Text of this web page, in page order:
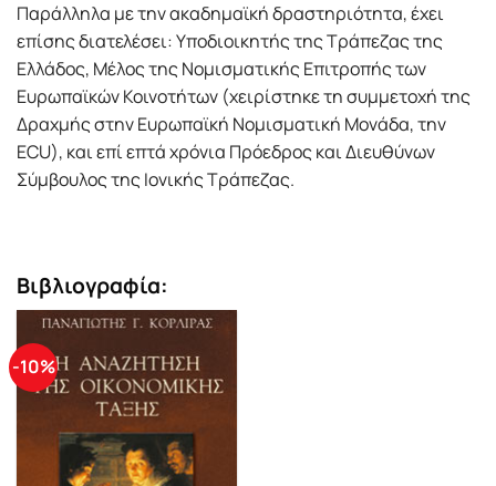
Παράλληλα με την ακαδημαϊκή δραστηριότητα, έχει
επίσης διατελέσει: Υποδιοικητής της Τράπεζας της
Ελλάδος, Μέλος της Νομισματικής Επιτροπής των
Ευρωπαϊκών Κοινοτήτων (χειρίστηκε τη συμμετοχή της
Δραχμής στην Ευρωπαϊκή Νομισματική Μονάδα, την
ECU), και επί επτά χρόνια Πρόεδρος και Διευθύνων
Σύμβουλος της Ιονικής Τράπεζας.
Βιβλιογραφία:
-10%